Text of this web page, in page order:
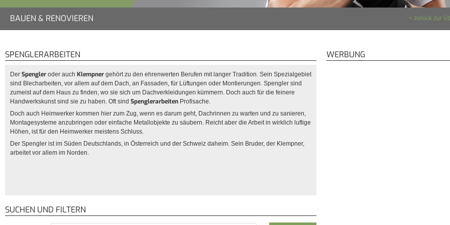
BAUEN & RENOVIEREN zurück zur
SPENGLERARBEITEN
Der Spengler oder auch Klempner gehört zu den ehrenwerten Berufen mit langer Tradition. Sein Spezialgebiet
sind Blecharbeiten, vor allem auf dem Dach, an Fassaden, für Lüftungen oder Montierungen. Spengler sind
zumeist auf dem Haus zu finden, wo sie sich um Dachverkleidungen kümmern. Doch auch für die feinere
Handwerkskunst sind sie zu haben. Oft sind Spenglerarbeiten Profisache.
Doch auch Heimwerker kommen hier zum Zug, wenn es darum geht, Dachrinnen zu warten und zu sanieren,
Montagesysteme anzubringen oder einfache Metallobjekte zu säubern. Reicht aber die Arbeit in wirklich luftige
Höhen, ist für den Heimwerker meistens Schluss.
Der Spengler ist im Süden Deutschlands, in Österreich und der Schweiz daheim. Sein Bruder, der Klempner,
arbeitet vor allem im Norden.
SUCHEN UND FILTERN
WERBUNG